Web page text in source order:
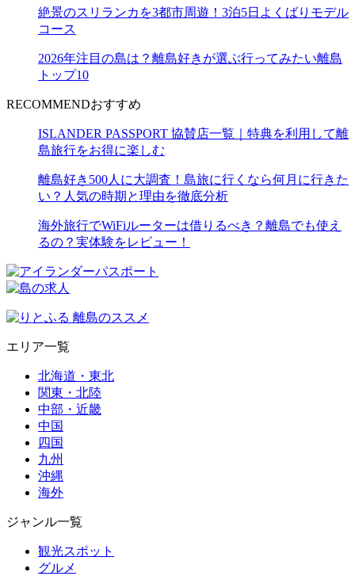
絶景のスリランカを3都市周遊！3泊5日よくばりモデル
コース
2026年注目の島は？離島好きが選ぶ行ってみたい離島
トップ10
RECOMMENDおすすめ
ISLANDER PASSPORT 協賛店一覧｜特典を利用して離
島旅行をお得に楽しむ
離島好き500人に大調査！島旅に行くなら何月に行きた
い？人気の時期と理由を徹底分析
海外旅行でWiFiルーターは借りるべき？離島でも使え
るの？実体験をレビュー！
エリア一覧
北海道・東北
関東・北陸
中部・近畿
中国
四国
九州
沖縄
海外
ジャンル一覧
観光スポット
グルメ